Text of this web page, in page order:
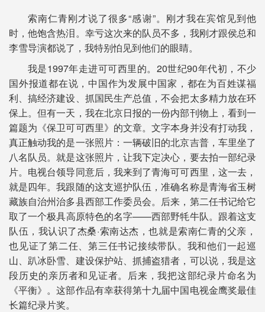
索南仁青刚才说了很多“感谢”。刚才我在宾馆见到他
时，他饱含热泪。幸亏这次来的队员不多，我刚才跟侯总和
李雪导演都说了，我特别怕见到他们的眼睛。
我是1997年走进可可西里的。20世纪90年代初，不少
国外报道都在说，中国作为发展中国家，都在为百姓谋福
利、搞经济建设、抓国民生产总值，不会把太多精力放在环
保上。但有一天，我在北京日报的一份内部刊物上，看到一
篇题为《保卫可可西里》的文章。文字本身并没有打动我，
真正触动我的是一张照片：一辆破旧的北京吉普，车里坐了
八名队员。就是这张照片，让我下定决心，要去拍一部纪录
片。电视台领导同意后，我来到了青海可可西里，这一去，
就是四年。我跟随的这支巡护队伍，准确名称是青海省玉树
藏族自治州治多县西部工作委员会。后来，第二任书记给它
取了一个极具高原特色的名字——西部野牦牛队。跟着这支
队伍，我认识了杰桑·索南达杰，也就是索南仁青的父亲，
也见证了第二任、第三任书记接续带队。我和他们一起巡
山、趴冰卧雪、建设保护站、抓捕盗猎者，可以说，我是这
段历史的亲历者和见证者。后来，我把这部纪录片命名为
《平衡》。这部作品有幸获得第十九届中国电视金鹰奖最佳
长篇纪录片奖。